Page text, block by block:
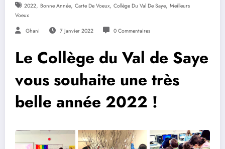
2022, Bonne Année, Carte De Voeux, Collège Du Val De Saye, Meilleurs
Voeux
Ghani 7 Janvier 2022 0 Commentaires
Le Collège du Val de Saye
vous souhaite une très
belle année 2022 !